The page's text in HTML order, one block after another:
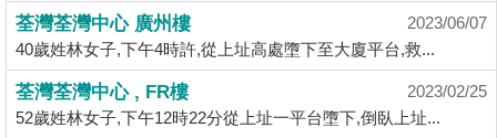
聞
數
據
公
荃灣荃灣中心 廣州樓
2023/06/07
40歲姓林女子,下午4時許,從上址高處墮下至大廈平台,救...
荃灣荃灣中心 , FR樓
2023/02/25
52歲姓林女子,下午12時22分從上址一平台墮下,倒臥上址...